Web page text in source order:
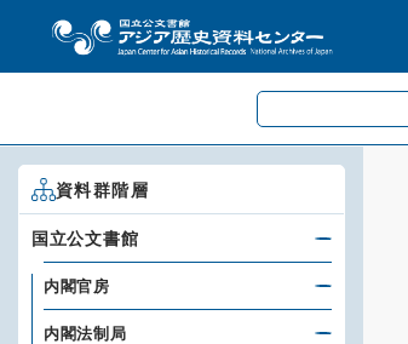
資料群階層
国立公文書館
内閣官房
内閣法制局